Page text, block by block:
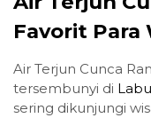
Favorit Para
Air Terjun Cunca
tersembunyi di
sering dikunjungi